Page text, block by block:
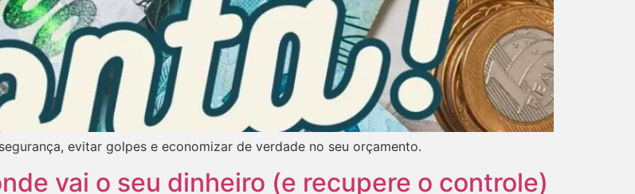
evitar golpes e economizar de verdade no seu orçamento.
vai o seu dinheiro (e recupere o controle)